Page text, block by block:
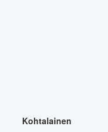
Kohtalainen